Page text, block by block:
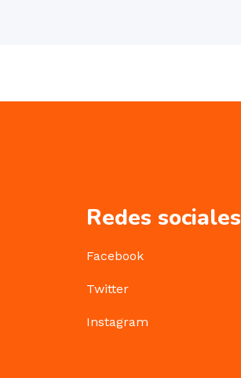
Redes sociales
Facebook
Twitter
Instagram